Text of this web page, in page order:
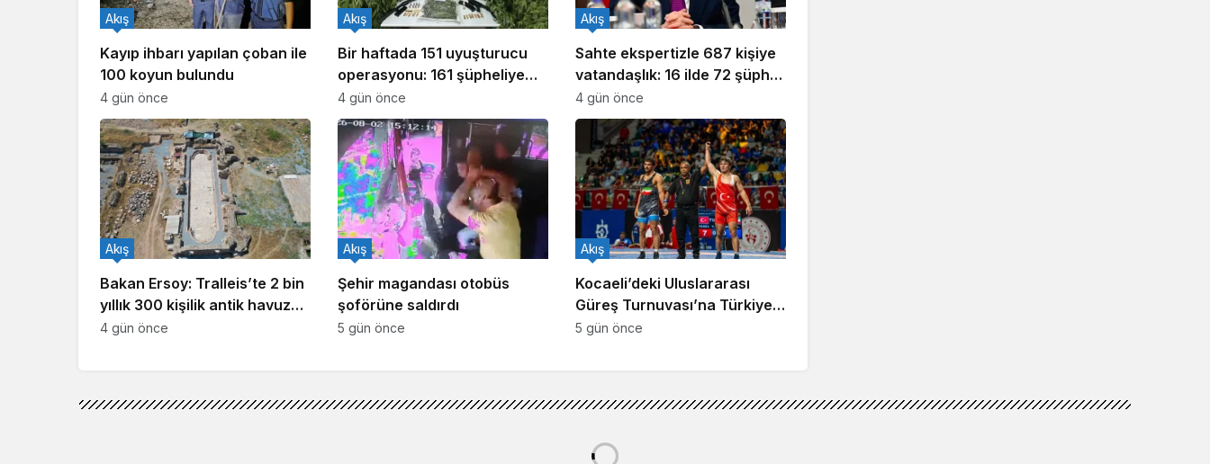
Kayıp ihbarı yapılan çoban ile
100 koyun bulundu
Akış
4 gün önce
Bir haftada 151 uyuşturucu
operasyonu: 161 şüpheliye
işlem yapıldı!
Akış
4 gün önce
Sahte ekspertizle 687 kişiye
vatandaşlık: 16 ilde 72 şüpheli
yakalandı
Akış
4 gün önce
Bakan Ersoy: Tralleis’te 2 bin
yıllık 300 kişilik antik havuz
gün yüzüne çıkarıldı
Akış
4 gün önce
Şehir magandası otobüs
şoförüne saldırdı
Akış
5 gün önce
Kocaeli’deki Uluslararası
Güreş Turnuvası’na Türkiye
damgası
Akış
5 gün önce